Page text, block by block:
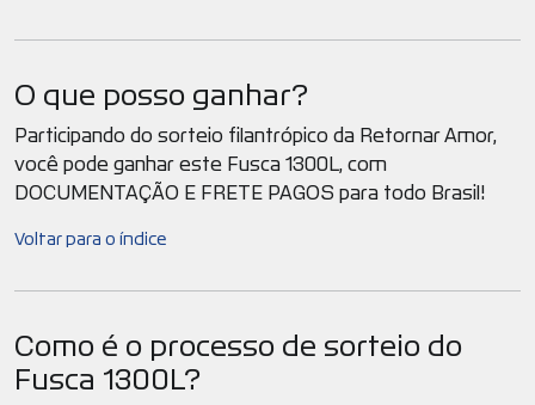
O que posso ganhar?
Participando do sorteio filantrópico da Retornar Amor,
você pode ganhar este Fusca 1300L, com
DOCUMENTAÇÃO E FRETE PAGOS para todo Brasil!
Voltar para o índice
Como é o processo de sorteio do
Fusca 1300L?